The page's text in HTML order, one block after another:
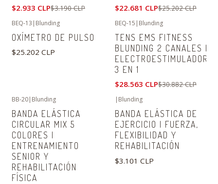
$2.933 CLP$3.190 CLP $22.681 CLP$25.202 CLP
BEQ-13 | Blunding
OXÍMETRO DE PULSO
$25.202 CLP
BEQ-15 | Blunding
TENS EMS FITNESS
BLUNDING 2 CANALES |
ELECTROESTIMULADOR
3 EN 1
$28.563 CLP$30.882 CLP
BB-20| Blunding
BANDA ELÁSTICA
CIRCULAR MIX 5
COLORES |
ENTRENAMIENTO
SENIOR Y
REHABILITACIÓN
FÍSICA
| Blunding
BANDA ELÁSTICA DE
EJERCICIO | FUERZA,
FLEXIBILIDAD Y
REHABILITACIÓN
$3.101 CLP